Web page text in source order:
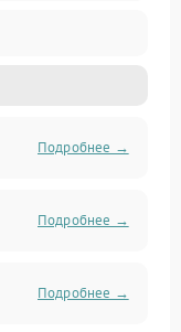
Подробнее →
Подробнее →
Подробнее →